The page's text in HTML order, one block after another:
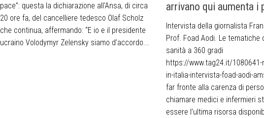
pace”: questa la dichiarazione all’Ansa, di circa
20 ore fa, del cancelliere tedesco Olaf Scholz
che continua, affermando: “E io e il presidente
ucraino Volodymyr Zelensky siamo d’accordo...
arrivano qui aumenta i
Intervista della giornalista
Prof. Foad Aodi. Le tematiche
sanità a 360 gradi
https://www.tag24.it/
in-italia-intervista-foad-aodi-
far fronte alla carenza di
chiamare medici e infermieri
essere l’ultima risorsa